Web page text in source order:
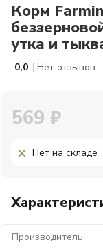
Корм
утка и
0,0 | Нет отзывов
Производитель
569 ₽
Нет на складе